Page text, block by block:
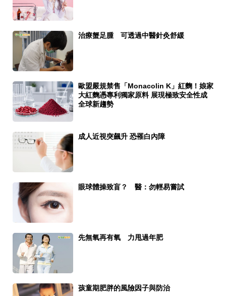
治療蟹足腫 可透過中醫針灸舒緩
歐盟嚴規禁售「Monacolin K」紅麴！娘家
大紅麴憑專利獨家原料 展現極致安全性成
全球新趨勢
成人近視突飆升 恐罹白內障
眼球體操致盲？ 醫：勿輕易嘗試
先無氧再有氧 力甩過年肥
孩童期肥胖的風險因子與防治